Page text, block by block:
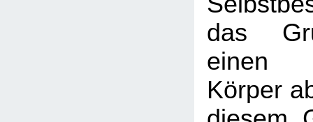
das
einen
Körper